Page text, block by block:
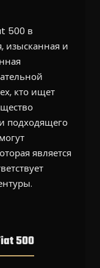
500 в
изысканная и
кто ищет
подходящего
является
500